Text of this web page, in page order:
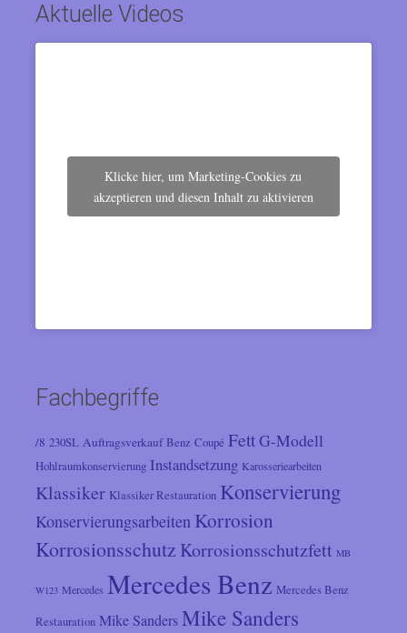
Aktuelle Videos
Klicke hier, um Marketing-Cookies zu
akzeptieren und diesen Inhalt zu aktivieren
Fachbegriffe
/8 230SL Auftragsverkauf Benz Coupé FettG-Modell
Hohlraumkonservierung Instandsetzung Karosseriearbeiten
Klassiker Klassiker Restauration Konservierung
Konservierungsarbeiten Korrosion
Korrosionsschutz Korrosionsschutzfett MB
W123 Mercedes Mercedes Benz Mercedes Benz
Restauration Mike SandersMike Sanders